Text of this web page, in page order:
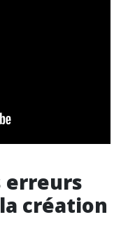
erreurs
création